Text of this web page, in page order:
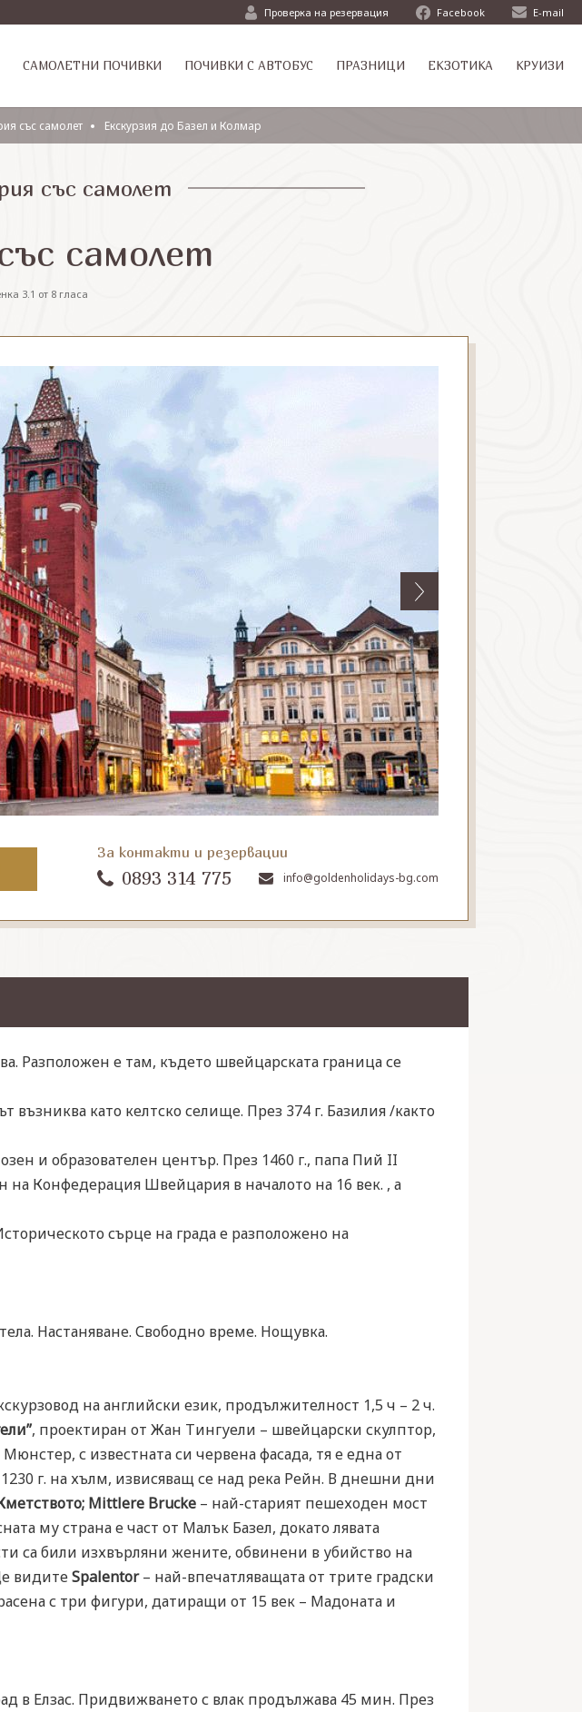
Проверка на резервация Facebook E-mail
САМОЛЕТНИ ПОЧИВКИ ПОЧИВКИ С АВТОБУС ПРАЗНИЦИ ЕКЗОТИКА КРУИЗИ
със самолет Екскурзия до Базел и Колмар
със самолет
самолет
3.1 от 8 гласа
За контакти и резервации
0893 314 775 info@goldenholidays-bg.com
Разположен е там, където швейцарската граница се
възниква като келтско селище. През 374 г. Базилия /както
и образователен център. През 1460 г., папа Пий II
на Конфедерация Швейцария в началото на 16 век. , а
сърце на града е разположено на
Настаняване. Свободно време. Нощувка.
на английски език, продължителност 1,5 ч – 2 ч.
, проектиран от Жан Тингуели – швейцарски скулптор,
с известната си червена фасада, тя е една от
г. на хълм, извисяващ се над река Рейн. В днешни дни
Mittlere Brucke– най-старият пешеходен мост
му страна е част от Малък Базел, докато лявата
са били изхвърляни жените, обвинени в убийство на
видитеSpalentor– най-впечатляващата от трите градски
с три фигури, датиращи от 15 век – Мадоната и
в Елзас. Придвижването с влак продължава 45 мин. През